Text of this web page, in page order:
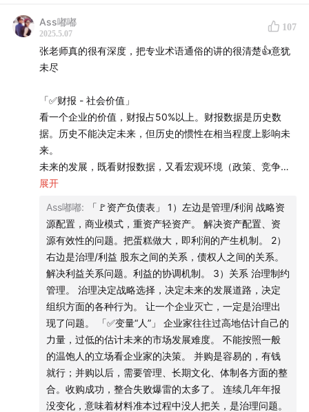
信国内的基本面投资爱好者应该很多人都对张老师不陌
生，甚至很多人的财报入门都是跟着张老师学的，比如
据可视化软件都能帮我们预处理，方便了不少。
但正如本期节目标题所言，同样是看折柱饼图、桑基图，
同样是看某个财务指标，要想真正品出财报数据里的那些
信息，其实有很多诗外的功夫要做，才能看山还是山。
我不直到怎么形容那种感觉，但相信大家听完节目会明白
我的意思，看财报真的不是看看同比和是否超预期这么简
唯一让我感到遗憾的是，这期我本想大聊特聊，好好录它
几个小时，但是张老师临时出差要赶飞机，时间所限，并
不过瘾，我会找机会争取再录一期长的。
另外，聊财报话题，不可避免地要提到很多具体的公司，
为了收听体验，本期并没有哔掉任何一家公司的名字，但
我要提醒大家：
Ass嘟嘟
2025.5.07
107
张老师真的很有深度，把专业术语通俗的讲的很清楚👍意犹
未尽
「✅财报 - 社会价值」
看一个企业的价值，财报占50%以上。财报数据是历史数
据。历史不能决定未来，但历史的惯性在相当程度上影响未
来。
未来的发展，既看财报数据，又看宏观环境（政策、竞争、
国际政治/经济等）。
者和对社会贡献的角度来讲，一定是要看财报，不然容易被
误导。
1）营业额
创造的价值，提供产品/服务的能力。
2）利润
打掉各种成本后，属于股东的价值。
3）股东回报
对投资者的价值，股东分红、股价上涨。
4）社会责任
以多大的薪酬以及员工的满意度雇员工。
5）交税 - 国家
6）上下游供应商
展开
Ass嘟嘟:
「🚩资产负债表」 1）左边是管理/利润 战略资
源配置，商业模式，重资产轻资产。 解决资产配置、资
源有效性的问题。把蛋糕做大，即利润的产生机制。 2）
右边是治理/利益 股东之间的关系，债权人之间的关系。
解决利益关系问题。利益的协调机制。 3）关系 治理制约
管理。 治理决定战略选择，决定未来的发展道路，决定
组织方面的各种行为。 让一个企业灭亡，一定是治理出
现了问题。 「✅变量“人”」 企业家往往过高地估计自己的
力量，过低的估计未来的市场发展难度。 不能按照一般
的温饱人的立场看企业家的决策。 并购是容易的，有钱
就行；并购以后，需要管理、长期文化、体制各方面的整
合。收购成功，整合失败爆雷的太多了。 连续几年年报
没变化，意味着材料准本过程中没人把关，是治理问题。